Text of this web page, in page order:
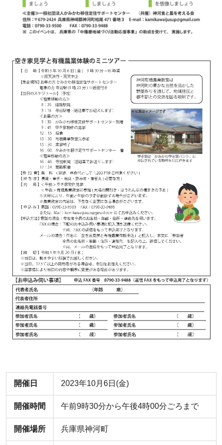
開催日 2023年10月6日(金)
開催時間 午前9時30分から午後4時00分ごろまで
開催場所 兵庫県神河町